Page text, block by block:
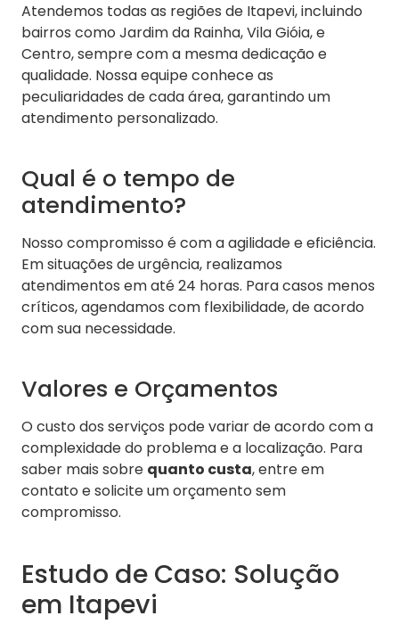
Atendemos todas as regiões de Itapevi, incluindo
bairros como Jardim da Rainha, Vila Gióia, e
Centro, sempre com a mesma dedicação e
qualidade. Nossa equipe conhece as
peculiaridades de cada área, garantindo um
atendimento personalizado.
Qual é o tempo de
atendimento?
Nosso compromisso é com a agilidade e eficiência.
Em situações de urgência, realizamos
atendimentos em até 24 horas. Para casos menos
críticos, agendamos com flexibilidade, de acordo
com sua necessidade.
Valores e Orçamentos
O custo dos serviços pode variar de acordo com a
complexidade do problema e a localização. Para
saber mais sobre quanto custa, entre em
contato e solicite um orçamento sem
compromisso.
Estudo de Caso: Solução
em Itapevi